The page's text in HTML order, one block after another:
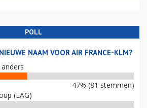
POLL
NAAM VOOR AIR FRANCE-KLM?
47% (81 stemmen)
(EAG)